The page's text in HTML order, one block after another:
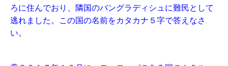
ろに住んでおり、隣国のバングラディシュに難民として
逃れました。この国の名前をカタカナ５字で答えなさ
い。